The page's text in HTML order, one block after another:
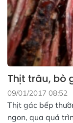
Thịt trâu, bò
09/01/2017 08:52
Thịt gác bếp
ngon, qua quá